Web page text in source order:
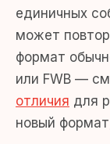
единичных
может
формат
или FWB —
отличия для
новый